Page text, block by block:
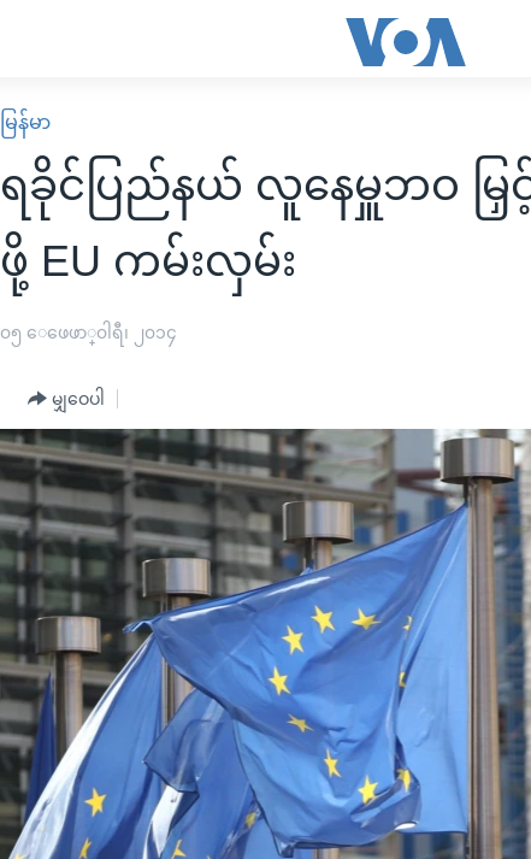
မြန်မာ
ရခိုင်ပြည်နယ် လူနေမှူဘဝ မ
ဖို့ EU ကမ်းလှမ်း
၀၅ ေဖေဖာ္၀ါရီ၊ ၂၀၁၄
မျှဝေပါ